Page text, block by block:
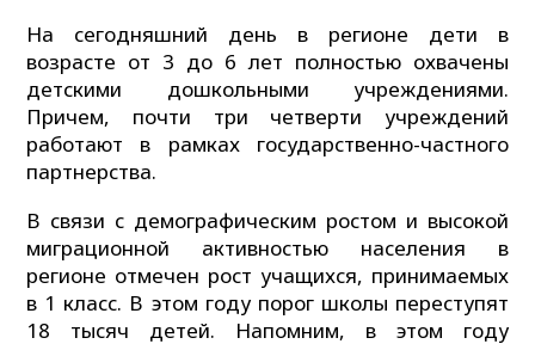
На сегодняшний день в регионе дети в
возрасте от 3 до 6 лет полностью охвачены
детскими дошкольными учреждениями.
Причем, почти три четверти учреждений
работают в рамках государственно-частного
партнерства.
В связи с демографическим ростом и высокой
миграционной активностью населения в
регионе отмечен рост учащихся, принимаемых
в 1 класс. В этом году порог школы переступят
18 тысяч детей. Напомним, в этом году